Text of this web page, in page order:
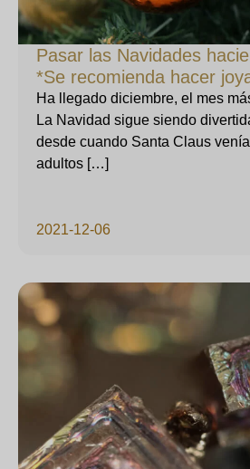
Pasar las Navidades
*Se recomienda hacer
2021-12-06
Ha llegado diciembre, el mes
La Navidad sigue siendo
desde cuando Santa Claus
adultos […]